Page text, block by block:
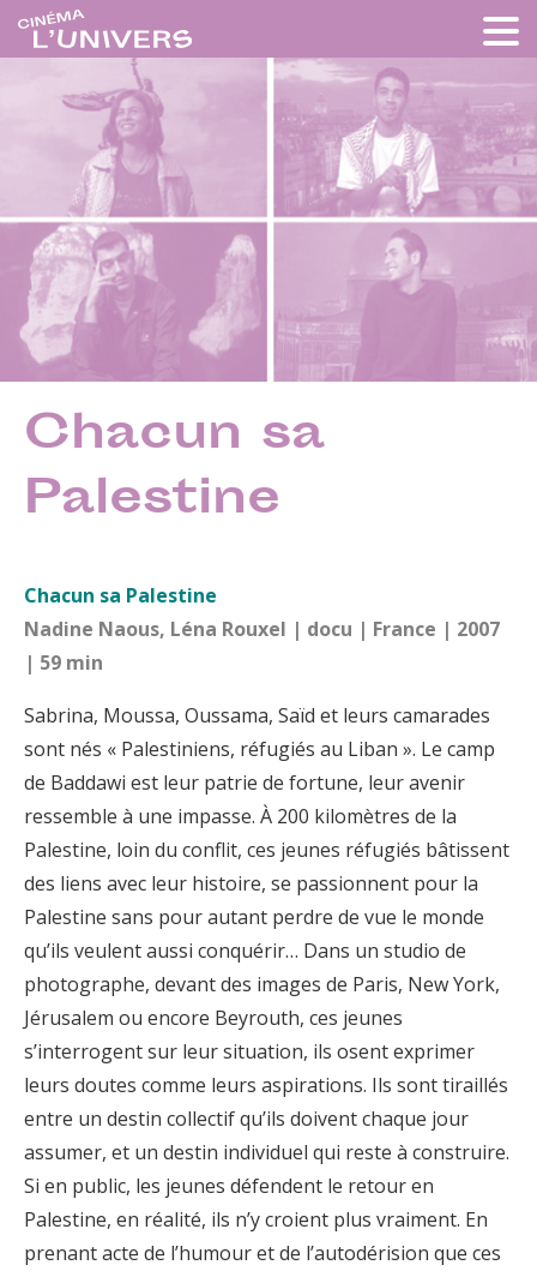
Chacun sa
Palestine
Chacun sa Palestine
Nadine Naous, Léna Rouxel | docu | France | 2007
| 59 min
Sabrina, Moussa, Oussama, Saïd et leurs camarades
sont nés « Palestiniens, réfugiés au Liban ». Le camp
de Baddawi est leur patrie de fortune, leur avenir
ressemble à une impasse. À 200 kilomètres de la
Palestine, loin du conflit, ces jeunes réfugiés bâtissent
des liens avec leur histoire, se passionnent pour la
Palestine sans pour autant perdre de vue le monde
qu’ils veulent aussi conquérir… Dans un studio de
photographe, devant des images de Paris, New York,
Jérusalem ou encore Beyrouth, ces jeunes
s’interrogent sur leur situation, ils osent exprimer
leurs doutes comme leurs aspirations. Ils sont tiraillés
entre un destin collectif qu’ils doivent chaque jour
assumer, et un destin individuel qui reste à construire.
Si en public, les jeunes défendent le retour en
Palestine, en réalité, ils n’y croient plus vraiment. En
prenant acte de l’humour et de l’autodérision que ces